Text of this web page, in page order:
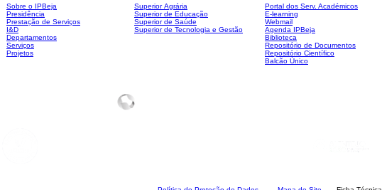
Sobre o IPBeja
Presidência
Prestação de Serviços
I&D
Departamentos
Serviços
Projetos
Superior Agrária
Superior de Educação
Superior de Saúde
Superior de Tecnologia e Gestão
Portal dos Serv. Académicos
E-learning
Webmail
Agenda IPBeja
Biblioteca
Repositório de Documentos
Repositório Científico
Balcão Único